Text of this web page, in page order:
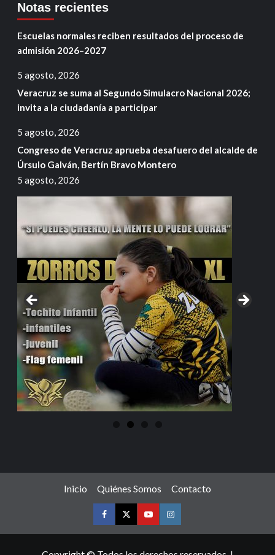
Notas recientes
Escuelas normales reciben resultados del proceso de
admisión 2026–2027
5 agosto, 2026
Veracruz se suma al Segundo Simulacro Nacional 2026;
invita a la ciudadanía a participar
5 agosto, 2026
Congreso de Veracruz aprueba desafuero del alcalde de
Úrsulo Galván, Bertín Bravo Montero
5 agosto, 2026
Inicio Quiénes Somos Contacto